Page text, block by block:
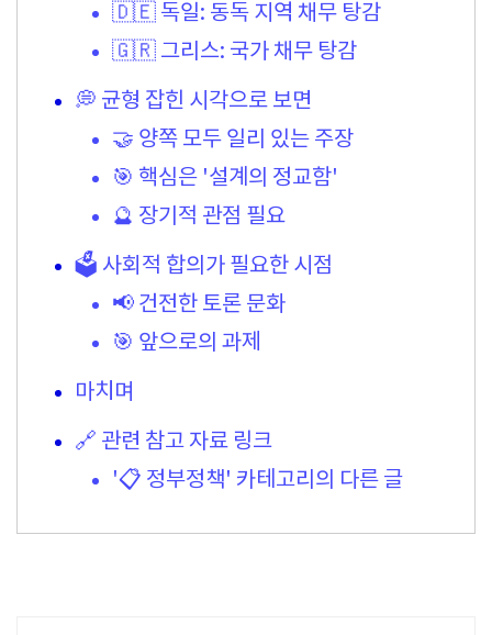
🇩🇪 독일: 동독 지역 채무 탕감
🇬🇷 그리스: 국가 채무 탕감
💭 균형 잡힌 시각으로 보면
🤝 양쪽 모두 일리 있는 주장
🎯 핵심은 '설계의 정교함'
🔮 장기적 관점 필요
🗳️ 사회적 합의가 필요한 시점
📢 건전한 토론 문화
🎯 앞으로의 과제
마치며
🔗 관련 참고 자료 링크
'📋 정부정책' 카테고리의 다른 글